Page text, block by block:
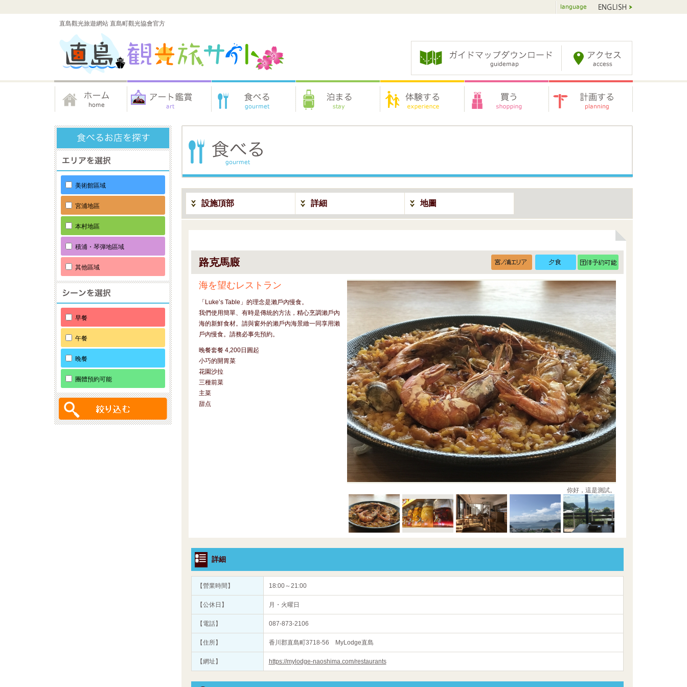
直島觀光旅遊網站 直島町觀光協會官方
設施頂部 詳細 地圖
路克馬廄
海を望むレストラン
「Luke’s Table」的理念是瀨戶內慢食。
我們使用簡單、有時是傳統的方法，精心烹調瀨戶內
海的新鮮食材。請與窗外的瀨戶內海景緻一同享用瀨
戶內慢食。請務必事先預約。
晚餐套餐 4,200日圓起
小巧的開胃菜
花園沙拉
三種前菜
主菜
甜点
你好，這是測試。
詳細
【營業時間】 18:00～21:00
【公休日】 月・火曜日
【電話】 087-873-2106
【住所】 香川郡直島町3718-56 MyLodge直島
【網址】 https://mylodge-naoshima.com/restaurants
美術館區域
宮浦地區
本村地區
積浦・琴弾地區域
其他區域
早餐
午餐
晚餐
團體預約可能